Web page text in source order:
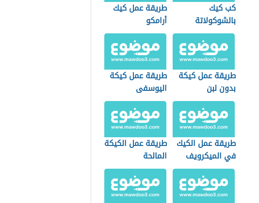
كب كيك
بالشوكولاتة
طريقة عمل كيك
أرامكو
طريقة عمل كيكة
بدون لبن
طريقة عمل كيكة
اليوسفى
طريقة عمل الكيك
في الميكرويف
طريقة عمل الكيكة
المالحة